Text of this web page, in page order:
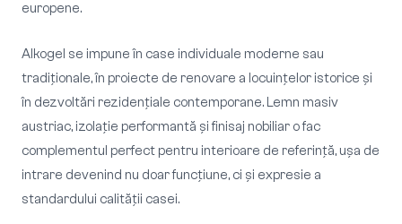
europene.
Alkogel se impune în case individuale moderne sau
tradiționale, în proiecte de renovare a locuințelor istorice și
în dezvoltări rezidențiale contemporane. Lemn masiv
austriac, izolație performantă și finisaj nobiliar o fac
complementul perfect pentru interioare de referință, ușa de
intrare devenind nu doar funcțiune, ci și expresie a
standardului calității casei.